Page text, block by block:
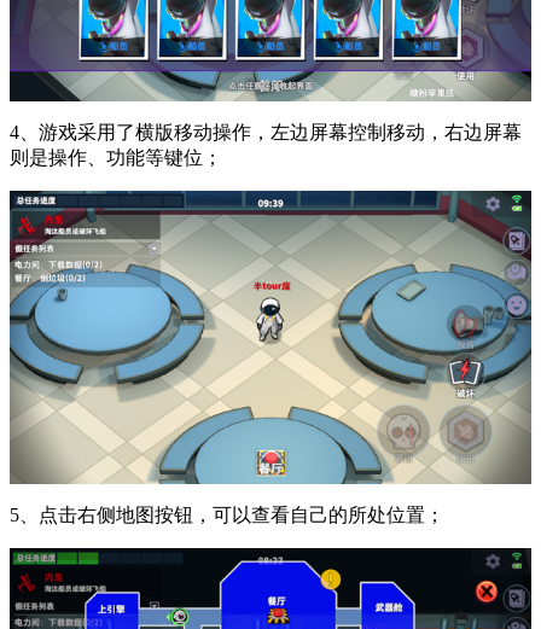
4、游戏采用了横版移动操作，左边屏幕控制移动，右边屏幕
则是操作、功能等键位；
5、点击右侧地图按钮，可以查看自己的所处位置；